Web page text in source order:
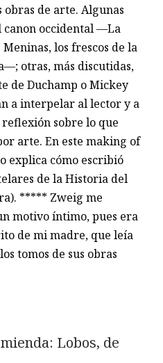
de arte. Algunas
canon occidental —La
Meninas, los frescos de la
otras, más discutidas,
de Duchamp o Mickey
a interpelar al lector y a
sobre lo que
arte. En este making of
explica cómo escribió
de la Historia del
***** Zweig me
motivo íntimo, pues era
de mi madre, que leía
tomos de sus obras
Lobos, de